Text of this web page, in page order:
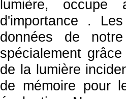
lumière, occupe
d'importance .
données de
spécialement
de la lumière
de mémoire pour